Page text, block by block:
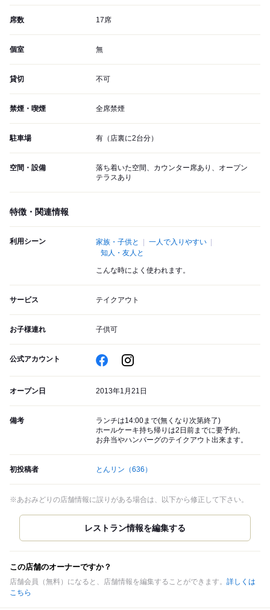
席数 17席
個室 無
貸切 不可
禁煙・喫煙 全席禁煙
駐車場 有（店裏に2台分）
空間・設備
落ち着いた空間、カウンター席あり、オープン
テラスあり
特徴・関連情報
利用シーン 家族・子供と
一人で入りやすい
知人・友人と
こんな時によく使われます。
サービス テイクアウト
お子様連れ 子供可
公式アカウント
オープン日 2013年1月21日
備考
ランチは14:00まで(無くなり次第終了)
ホールケーキ持ち帰りは2日前までに要予約。
お弁当やハンバーグのテイクアウト出来ます。
初投稿者 とんリン （636）
※あおみどりの店舗情報に誤りがある場合は、以下から修正して下さい。
この店舗のオーナーですか？
店舗会員（無料）になると、店舗情報を編集することができます。 詳しくは
こちら